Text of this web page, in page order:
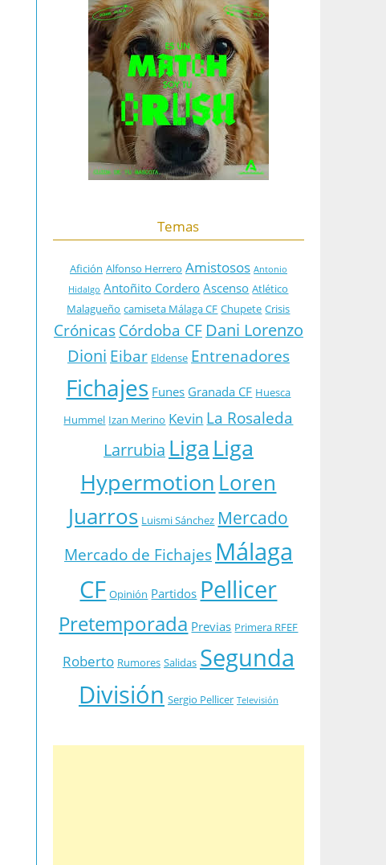
Temas
Afición Alfonso Herrero Amistosos Antonio
Hidalgo Antoñito Cordero Ascenso Atlético
Malagueño camiseta Málaga CF Chupete Crisis
Crónicas Córdoba CF Dani Lorenzo
Dioni Eibar Eldense Entrenadores
Fichajes Funes Granada CF Huesca
Hummel Izan Merino Kevin La Rosaleda
Larrubia Liga Liga
Hypermotion Loren
Juarros Luismi Sánchez Mercado
Mercado de Fichajes Málaga
CF Opinión Partidos Pellicer
Pretemporada Previas Primera RFEF
Roberto Rumores Salidas Segunda
División Sergio Pellicer Televisión